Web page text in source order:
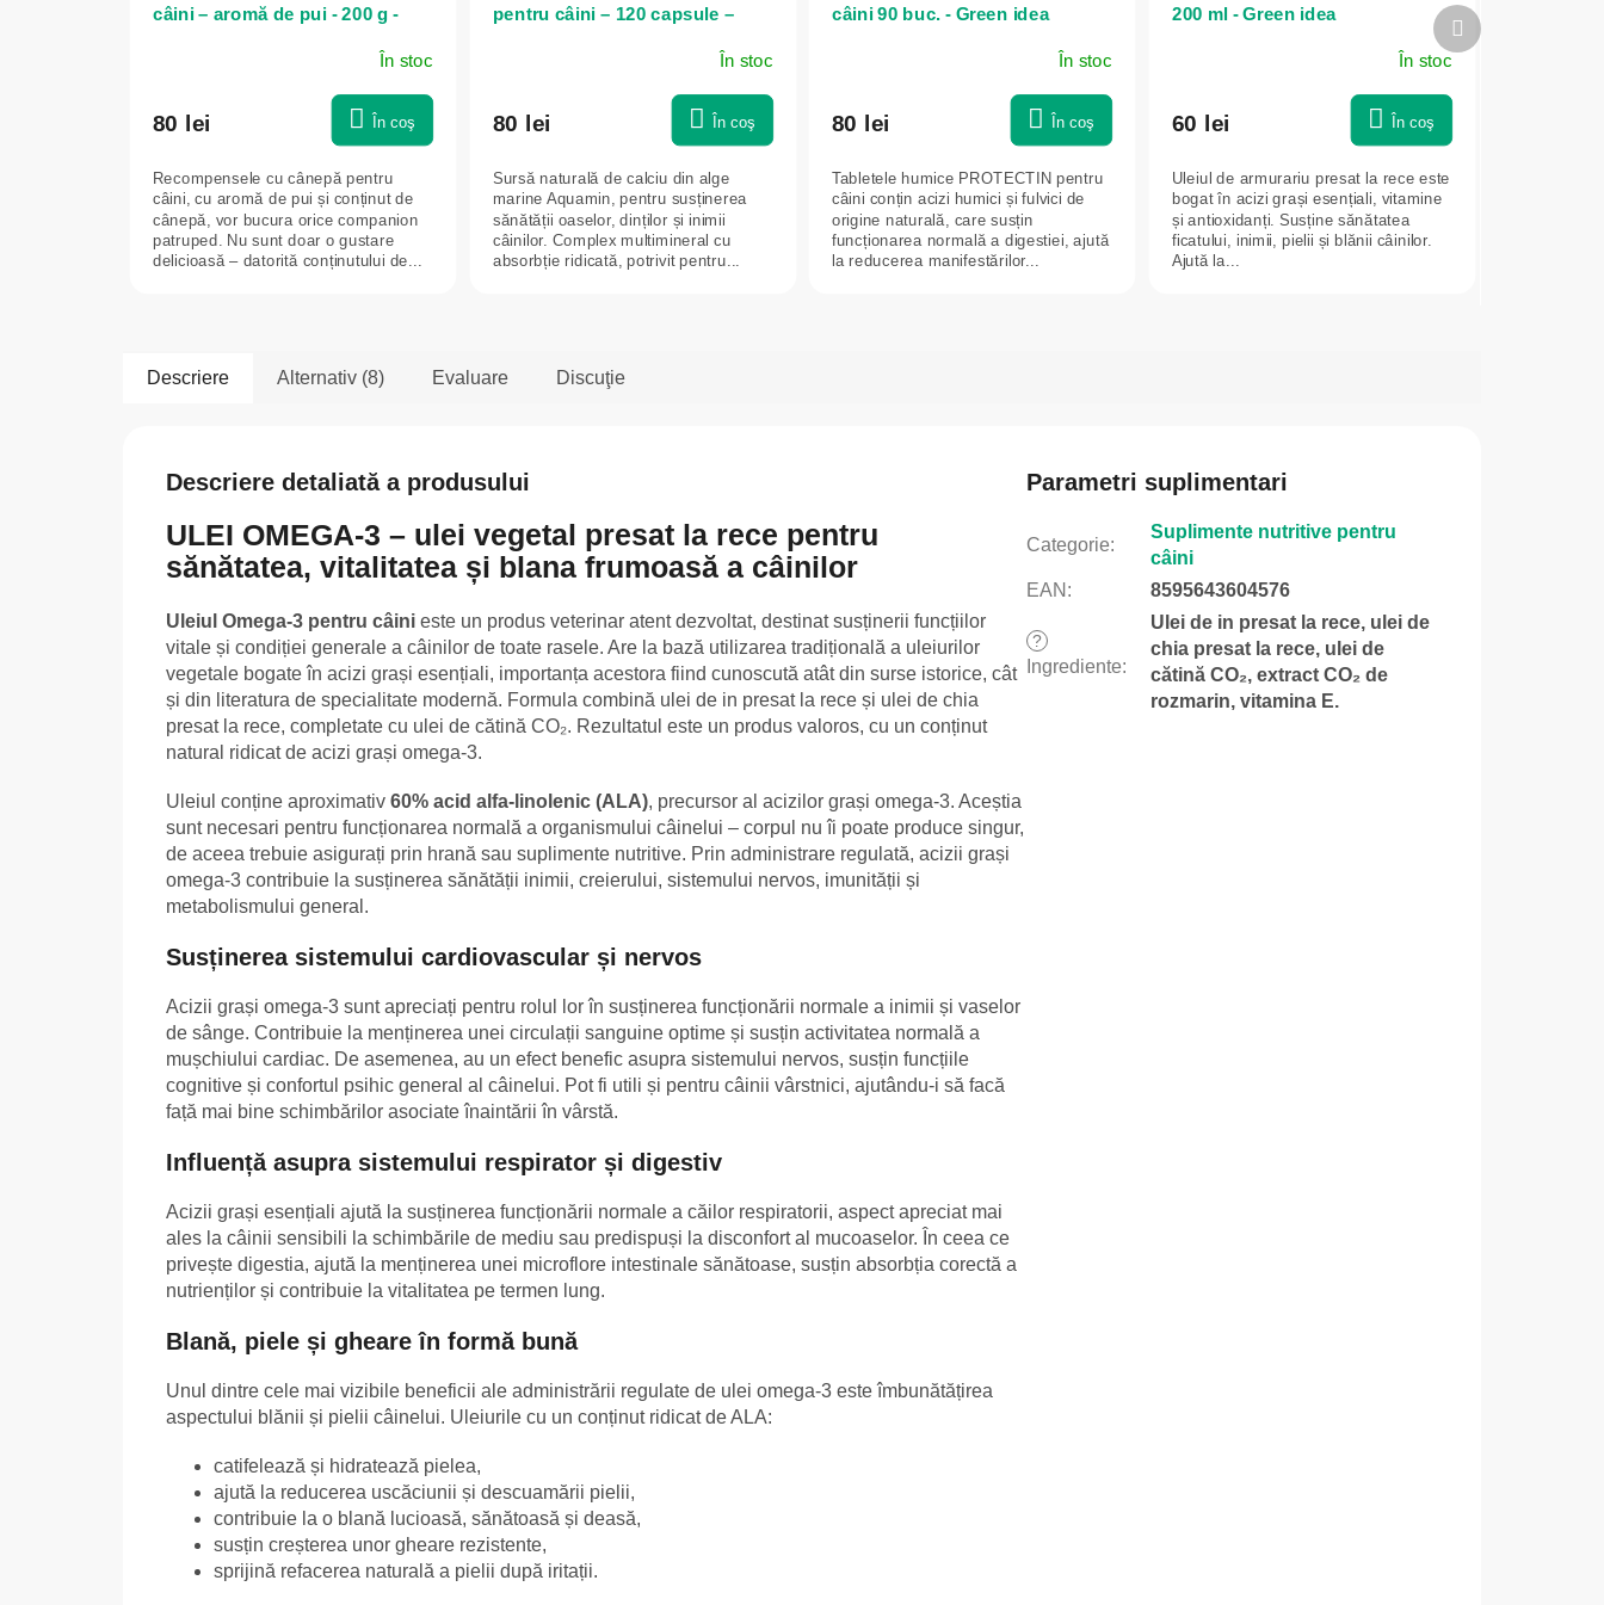
câini – aromă de pui - 200 g -
În stoc
80 lei În coş
Recompensele cu cânepă pentru
câini, cu aromă de pui și conținut de
cânepă, vor bucura orice companion
patruped. Nu sunt doar o gustare
delicioasă – datorită conținutului de...
pentru câini – 120 capsule –
În stoc
80 lei În coş
Sursă naturală de calciu din alge
marine Aquamin, pentru susținerea
sănătății oaselor, dinților și inimii
câinilor. Complex multimineral cu
absorbție ridicată, potrivit pentru...
câini 90 buc. - Green idea
În stoc
80 lei În coş
Tabletele humice PROTECTIN pentru
câini conțin acizi humici și fulvici de
origine naturală, care susțin
funcționarea normală a digestiei, ajută
la reducerea manifestărilor...
200 ml - Green idea
În stoc
60 lei În coş
Uleiul de armurariu presat la rece este
bogat în acizi grași esențiali, vitamine
și antioxidanți. Susține sănătatea
ficatului, inimii, pielii și blănii câinilor.
Ajută la...
Produsul
următor
Descriere Alternativ (8) Evaluare Discuţie
Descriere detaliată a produsului
ULEI OMEGA-3 – ulei vegetal presat la rece pentru
sănătatea, vitalitatea și blana frumoasă a câinilor
Uleiul Omega-3 pentru câini este un produs veterinar atent dezvoltat, destinat susținerii funcțiilor
vitale și condiției generale a câinilor de toate rasele. Are la bază utilizarea tradițională a uleiurilor
vegetale bogate în acizi grași esențiali, importanța acestora fiind cunoscută atât din surse istorice, cât
și din literatura de specialitate modernă. Formula combină ulei de in presat la rece și ulei de chia
presat la rece, completate cu ulei de cătină CO₂. Rezultatul este un produs valoros, cu un conținut
natural ridicat de acizi grași omega-3.
Uleiul conține aproximativ 60% acid alfa-linolenic (ALA), precursor al acizilor grași omega-3. Aceștia
sunt necesari pentru funcționarea normală a organismului câinelui – corpul nu îi poate produce singur,
de aceea trebuie asigurați prin hrană sau suplimente nutritive. Prin administrare regulată, acizii grași
omega-3 contribuie la susținerea sănătății inimii, creierului, sistemului nervos, imunității și
metabolismului general.
Susținerea sistemului cardiovascular și nervos
Acizii grași omega-3 sunt apreciați pentru rolul lor în susținerea funcționării normale a inimii și vaselor
de sânge. Contribuie la menținerea unei circulații sanguine optime și susțin activitatea normală a
mușchiului cardiac. De asemenea, au un efect benefic asupra sistemului nervos, susțin funcțiile
cognitive și confortul psihic general al câinelui. Pot fi utili și pentru câinii vârstnici, ajutându-i să facă
față mai bine schimbărilor asociate înaintării în vârstă.
Influență asupra sistemului respirator și digestiv
Acizii grași esențiali ajută la susținerea funcționării normale a căilor respiratorii, aspect apreciat mai
ales la câinii sensibili la schimbările de mediu sau predispuși la disconfort al mucoaselor. În ceea ce
privește digestia, ajută la menținerea unei microflore intestinale sănătoase, susțin absorbția corectă a
nutrienților și contribuie la vitalitatea pe termen lung.
Blană, piele și gheare în formă bună
Unul dintre cele mai vizibile beneficii ale administrării regulate de ulei omega-3 este îmbunătățirea
aspectului blănii și pielii câinelui. Uleiurile cu un conținut ridicat de ALA:
catifelează și hidratează pielea,
ajută la reducerea uscăciunii și descuamării pielii,
contribuie la o blană lucioasă, sănătoasă și deasă,
susțin creșterea unor gheare rezistente,
sprijină refacerea naturală a pielii după iritații.
Parametri suplimentari
Categorie:
Suplimente nutritive pentru
câini
EAN : 8595643604576
?
Ingrediente:
Ulei de in presat la rece, ulei de
chia presat la rece, ulei de
cătină CO₂, extract CO₂ de
rozmarin, vitamina E.